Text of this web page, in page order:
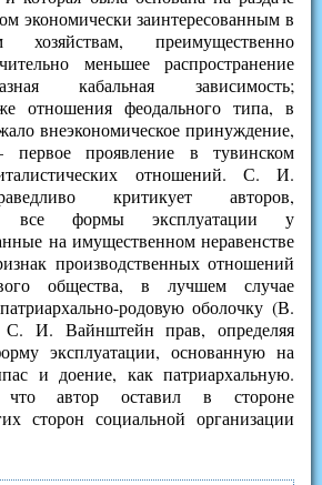
экономически заинтересованным в
преимущественно
меньшее распространение
кабальная зависимость;
отношения феодального типа, в
внеэкономическое принуждение,
проявление в тувинском
отношений. С. И.
критикует авторов,
все формы эксплуатации у
на имущественном неравенстве
производственных отношений
общества, в лучшем случае
родовую оболочку (В.
И. Вайнштейн прав, определяя
эксплуатации, основанную на
и доение, как патриархальную.
автор оставил в стороне
сторон социальной организации